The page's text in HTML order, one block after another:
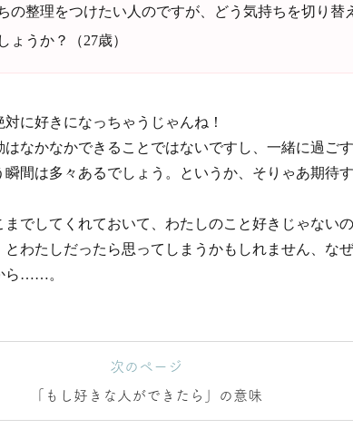
の整理をつけたい人のですが、どう気持ちを切り替
ょうか？（27歳）
に好きになっちゃうじゃんね！
なかなかできることではないですし、一緒に過ご
間は多々あるでしょう。というか、そりゃあ期待
までしてくれておいて、わたしのこと好きじゃな
わたしだったら思ってしまうかもしれません、な
ら……。
次のページ
「もし好きな人ができたら」の意味